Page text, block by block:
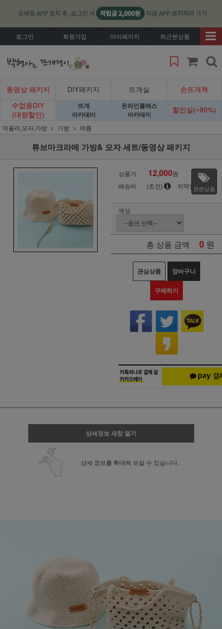
로그인 회원가입 마이페이지 최근본상품
동영상 패키지 DIY패키지 뜨개실
손뜨개책
수업용DIY
(대량할인)
뜨개
아카데미
온라인클래스
아카데미
할인실(~90%)
머플러,모자,가방 가방 여름
튜브마크라메 가방& 모자 세트/동영상 패키지
상품가 12,000원
배송비
(조건) 지역별관련상품
색상
총 상품 금액 0 원
관심상품 장바구니
구매하기
상세정보 새창 열기
상세 정보를 확대해 보실 수 있습니다.